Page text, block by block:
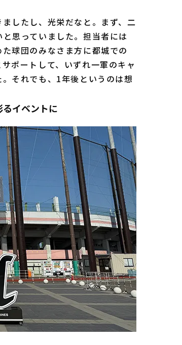
したし、光栄だなと。まず、二
思っていました。担当者には
球団のみなさま方に都城での
ポートして、いずれ一軍のキャ
それでも、1年後というのは想
イベントに